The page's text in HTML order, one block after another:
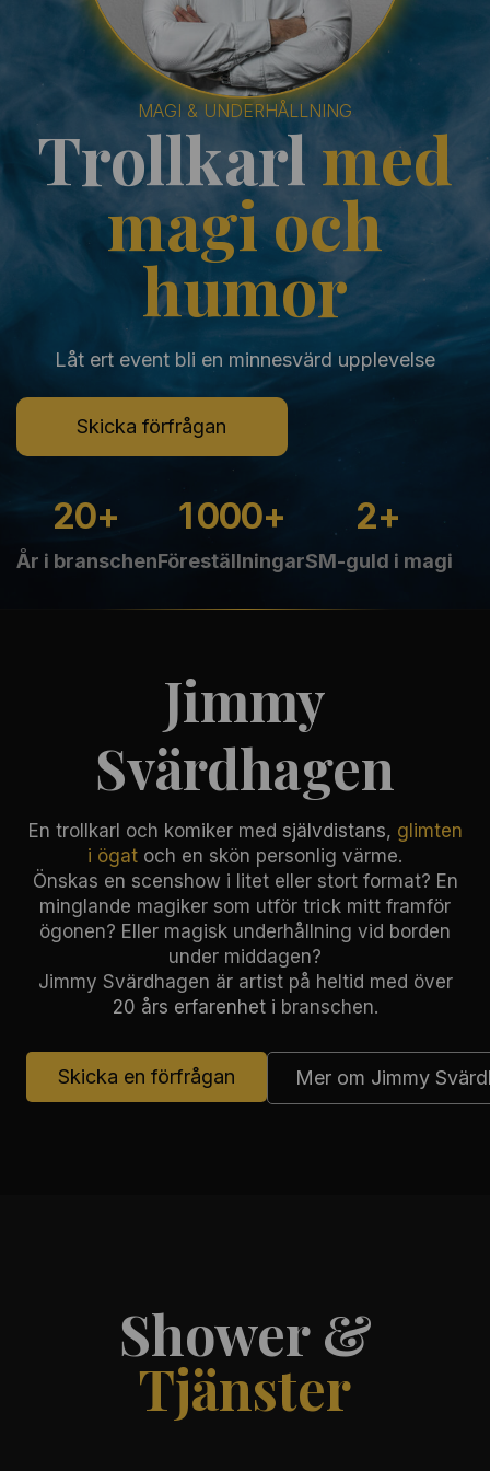
MAGI & UNDERHÅLLNING
Trollkarl med
magi och
humor
Låt ert event bli en minnesvärd upplevelse
Skicka förfrågan
20+
År i branschen
1000+
Föreställningar
2+
SM-guld i magi
Jimmy
Svärdhagen
En trollkarl och komiker med självdistans, glimten
i ögat och en skön personlig värme.
Önskas en scenshow i litet eller stort format? En
minglande magiker som utför trick mitt framför
ögonen? Eller magisk underhållning vid borden
under middagen?
Jimmy Svärdhagen är artist på heltid med över
20 års erfarenheti branschen.
Skicka en förfrågan Mer om Jimmy
Shower &
Tjänster